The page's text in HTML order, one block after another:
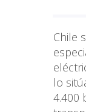
Chile
lo
4.400